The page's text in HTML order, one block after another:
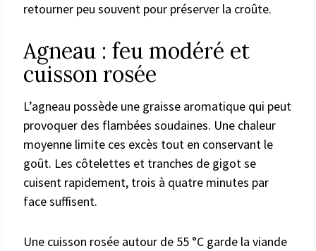
retourner peu souvent pour préserver la croûte.
Agneau : feu modéré et
cuisson rosée
L’agneau possède une graisse aromatique qui peut
provoquer des flambées soudaines. Une chaleur
moyenne limite ces excès tout en conservant le
goût. Les côtelettes et tranches de gigot se
cuisent rapidement, trois à quatre minutes par
face suffisent.
Une cuisson rosée autour de 55 °C garde la viande